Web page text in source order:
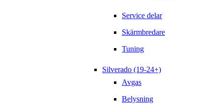
Service delar
Skärmbredare
Tuning
Silverado (19-24+)
Avgas
Belysning